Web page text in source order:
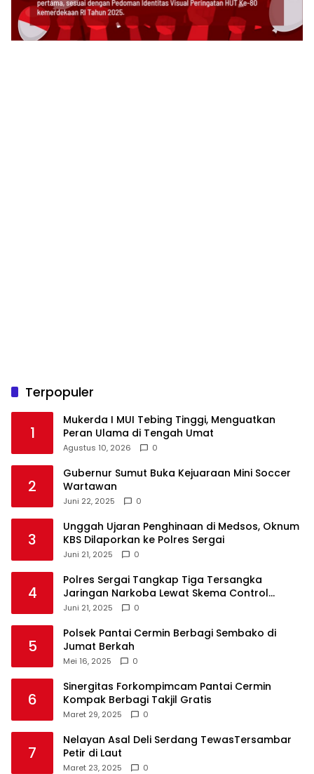
Terpopuler
1
Mukerda I MUI Tebing Tinggi, Menguatkan
Peran Ulama di Tengah Umat
Agustus 10, 2026 0
2
Gubernur Sumut Buka Kejuaraan Mini Soccer
Wartawan
Juni 22, 2025 0
3
Unggah Ujaran Penghinaan di Medsos, Oknum
KBS Dilaporkan ke Polres Sergai
Juni 21, 2025 0
4
Polres Sergai Tangkap Tiga Tersangka
Jaringan Narkoba Lewat Skema Control
Delivery
Juni 21, 2025 0
5
Polsek Pantai Cermin Berbagi Sembako di
Jumat Berkah
Mei 16, 2025 0
6
Sinergitas Forkompimcam Pantai Cermin
Kompak Berbagi Takjil Gratis
Maret 29, 2025 0
7
Nelayan Asal Deli Serdang TewasTersambar
Petir di Laut
Maret 23, 2025 0